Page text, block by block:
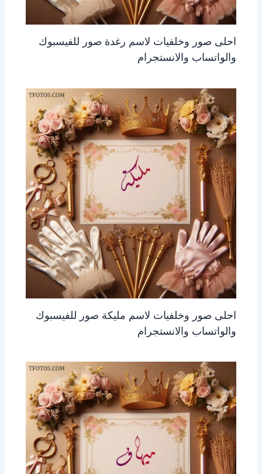
احلى صور وخلفيات لاسم رغدة صور للفيسبوك
والواتساب والانستجرام
احلى صور وخلفيات لاسم مليكة صور للفيسبوك
والواتساب والانستجرام